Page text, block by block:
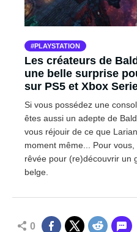
PLAYSTATION
Les créateurs de
une belle surprise
sur PS5 et Xbox
Si vous possédez une
êtes aussi un adepte de
vous réjouir de ce que
moment même... Pour
rêvée pour (re)découvrir un
belge.
0